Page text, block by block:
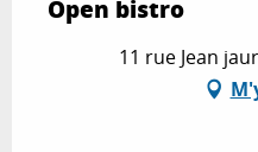
Open bistro
11 rue Jean